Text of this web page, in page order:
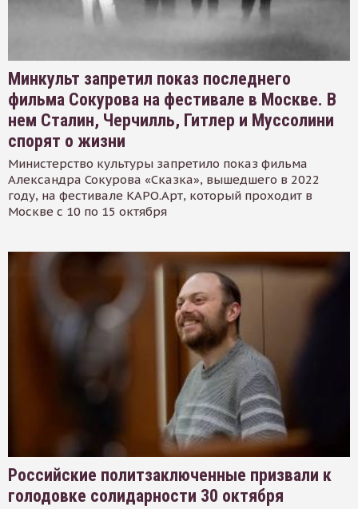
Минкульт запретил показ последнего
фильма Сокурова на фестивале в Москве. В
нем Сталин, Черчилль, Гитлер и Муссолини
спорят о жизни
Министерство культуры запретило показ фильма
Александра Сокурова «Сказка», вышедшего в 2022
году, на фестивале КАРО.Арт, который проходит в
Москве с 10 по 15 октября
Российские политзаключенные призвали к
голодовке солидарности 30 октября